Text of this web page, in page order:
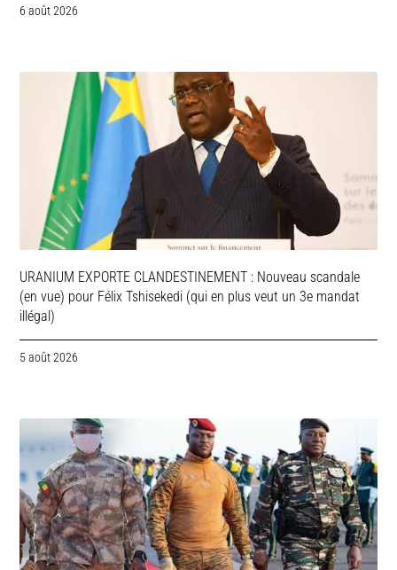
6 août 2026
URANIUM EXPORTE CLANDESTINEMENT : Nouveau scandale
(en vue) pour Félix Tshisekedi (qui en plus veut un 3e mandat
illégal)
5 août 2026